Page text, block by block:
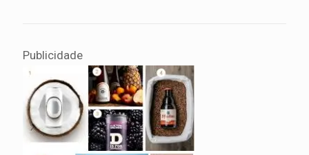
Publicidade